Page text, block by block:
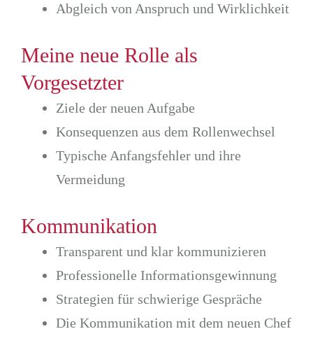
Abgleich von Anspruch und Wirklichkeit
Meine neue Rolle als
Vorgesetzter
Ziele der neuen Aufgabe
Konsequenzen aus dem Rollenwechsel
Typische Anfangsfehler und ihre
Vermeidung
Kommunikation
Transparent und klar kommunizieren
Professionelle Informationsgewinnung
Strategien für schwierige Gespräche
Die Kommunikation mit dem neuen Chef